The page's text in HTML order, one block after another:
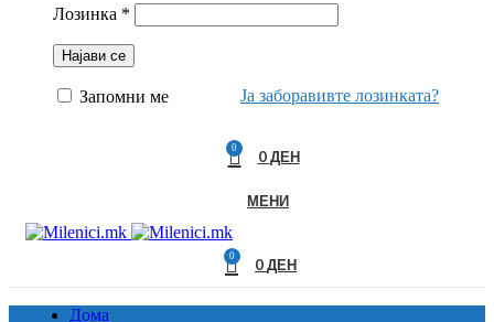
Лозинка *
Најави се
Ја заборавивте лозинката?
Запомни ме
0 0ДЕН
МЕНИ
0 0ДЕН
Дома